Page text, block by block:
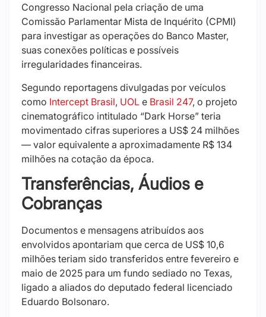
Congresso Nacional pela criação de uma
Comissão Parlamentar Mista de Inquérito (CPMI)
para investigar as operações do Banco Master,
suas conexões políticas e possíveis
irregularidades financeiras.
Segundo reportagens divulgadas por veículos
como Intercept Brasil, UOL e Brasil 247, o projeto
cinematográfico intitulado “Dark Horse” teria
movimentado cifras superiores a US$ 24 milhões
— valor equivalente a aproximadamente R$ 134
milhões na cotação da época.
Transferências, Áudios e
Cobranças
Documentos e mensagens atribuídos aos
envolvidos apontariam que cerca de US$ 10,6
milhões teriam sido transferidos entre fevereiro e
maio de 2025 para um fundo sediado no Texas,
ligado a aliados do deputado federal licenciado
Eduardo Bolsonaro.